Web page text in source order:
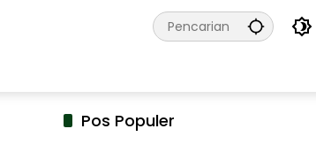
Pos Populer